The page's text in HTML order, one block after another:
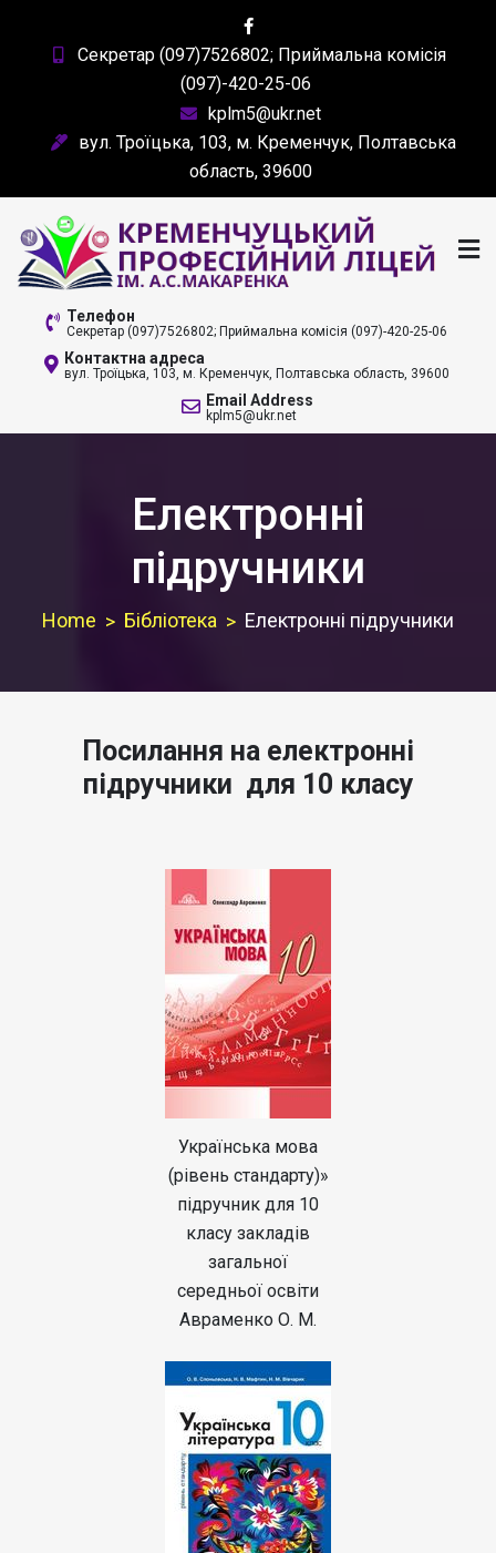
content
Секретар (097)7526802; Приймальна комісія
(097)-420-25-06
kplm5@ukr.net
вул. Троїцька, 103, м. Кременчук, Полтавська
область, 39600
КРЕМЕНЧУЦЬКИЙ
ПРОФЕСІЙНИЙ ЛІЦЕЙ
ІМ. А. С. МАКАРЕНКА
Телефон
Секретар (097)7526802; Приймальна комісія (097)-420-25-06
Контактна адреса
вул. Троїцька, 103, м. Кременчук, Полтавська область, 39600
Email Address
kplm5@ukr.net
Електронні
підручники
Home Бібліотека Електронні підручники
Посилання на електронні
підручники для 10 класу
Українська мова
(рівень стандарту)»
підручник для 10
класу закладів
загальної
середньої освіти
Авраменко О. М.